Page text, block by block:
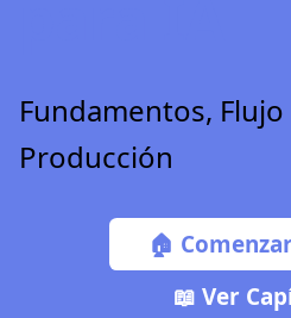
Fundamentos,
Producción
🏠
📖 Ver